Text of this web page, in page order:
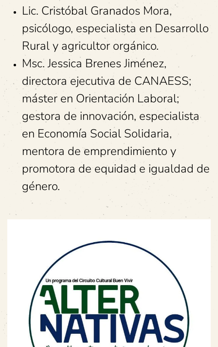
Lic. Cristóbal Granados Mora,
psicólogo, especialista en Desarrollo
Rural y agricultor orgánico.
Msc. Jessica Brenes Jiménez,
directora ejecutiva de CANAESS;
máster en Orientación Laboral;
gestora de innovación, especialista
en Economía Social Solidaria,
mentora de emprendimiento y
promotora de equidad e igualdad de
género.